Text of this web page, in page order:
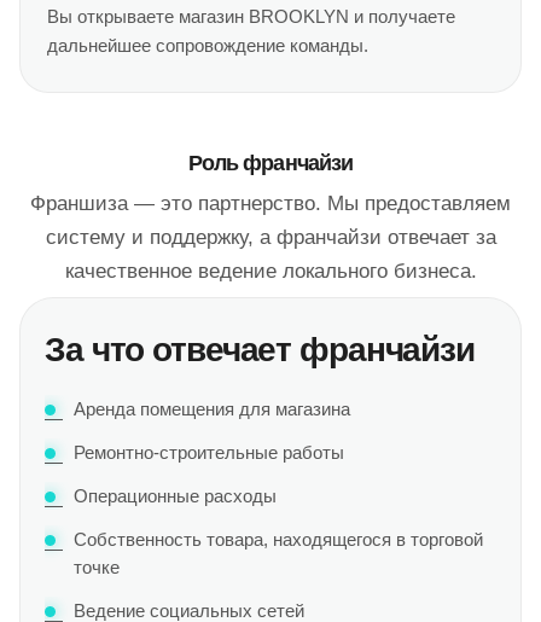
Вы открываете магазин BROOKLYN и получаете
дальнейшее сопровождение команды.
Роль франчайзи
Франшиза — это партнерство. Мы предоставляем
систему и поддержку, а франчайзи отвечает за
качественное ведение локального бизнеса.
За что отвечает франчайзи
Аренда помещения для магазина
Ремонтно-строительные работы
Операционные расходы
Собственность товара, находящегося в торговой
точке
Ведение социальных сетей